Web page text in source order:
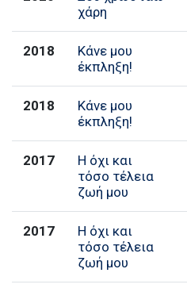
χάρη
2018
Κάνε μου
έκπληξη!
2018
Κάνε μου
έκπληξη!
2017
Η όχι και
τόσο τέλεια
ζωή μου
2017
Η όχι και
τόσο τέλεια
ζωή μου